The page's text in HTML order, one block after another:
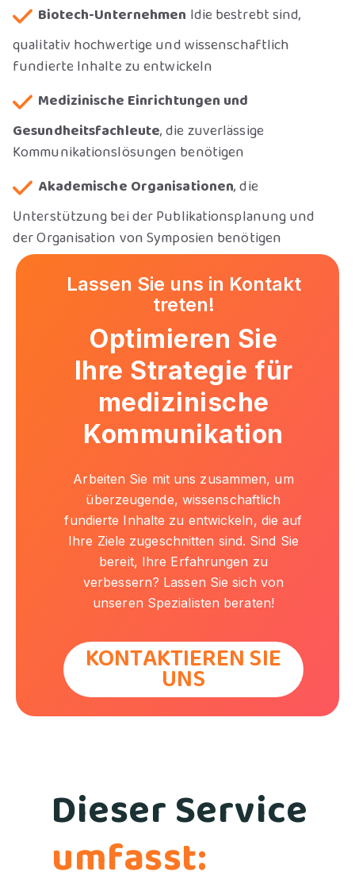
Biotech-Unternehmen ldie bestrebt sind,
qualitativ hochwertige und wissenschaftlich
fundierte Inhalte zu entwickeln
Medizinische Einrichtungen und
Gesundheitsfachleute, die zuverlässige
Kommunikationslösungen benötigen
Akademische Organisationen, die
Unterstützung bei der Publikationsplanung und
der Organisation von Symposien benötigen
Lassen Sie uns in Kontakt
treten!
Optimieren Sie
Ihre Strategie für
medizinische
Kommunikation
Arbeiten Sie mit uns zusammen, um
überzeugende, wissenschaftlich
fundierte Inhalte zu entwickeln, die auf
Ihre Ziele zugeschnitten sind. Sind Sie
bereit, Ihre Erfahrungen zu
verbessern? Lassen Sie sich von
unseren Spezialisten beraten!
KONTAKTIEREN SIE
UNS
Dieser Service
umfasst: